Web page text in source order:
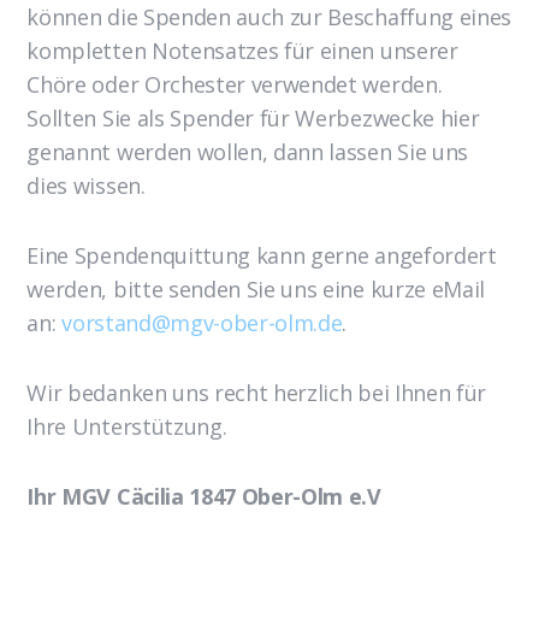
können die Spenden auch zur Beschaffung eines
kompletten Notensatzes für einen unserer
Chöre oder Orchester verwendet werden.
Sollten Sie als Spender für Werbezwecke hier
genannt werden wollen, dann lassen Sie uns
dies wissen.
Eine Spendenquittung kann gerne angefordert
werden, bitte senden Sie uns eine kurze eMail
an:vorstand@mgv-ober-olm.de.
Wir bedanken uns recht herzlich bei Ihnen für
Ihre Unterstützung.
Ihr MGV Cäcilia 1847 Ober-Olm e.V